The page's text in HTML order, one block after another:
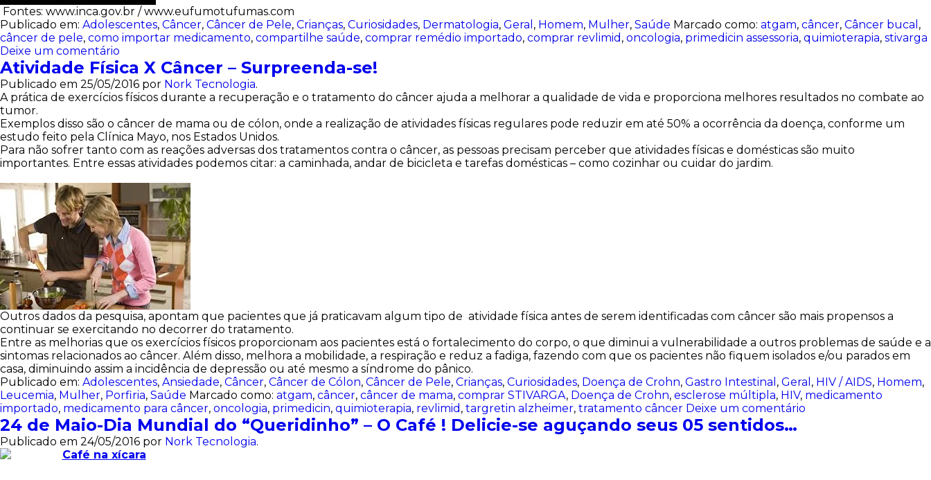
Fontes: www.inca.gov.br / www.eufumotufumas.com
Publicado em: Adolescentes, Câncer, Câncer de Pele, Crianças, Curiosidades, Dermatologia, Geral , Homem, Mulher, Saúde Marcado como: atgam, câncer, Câncer bucal ,
câncer de pele, como importar medicamento, compartilhe saúde, comprar remédio importado, comprar revlimid , oncologia, primedicin assessoria, quimioterapia, stivarga
Deixe um comentário
Atividade Física X Câncer – Surpreenda-se!
Publicado em 25/05/2016 por Nork Tecnologia.
A prática de exercícios físicos durante a recuperação e o tratamento do câncer ajuda a melhorar a qualidade de vida e proporciona melhores resultados no combate ao
tumor.
Exemplos disso são o câncer de mama ou de cólon, onde a realização de atividades físicas regulares pode reduzir em até 50% a ocorrência da doença, conforme um
estudo feito pela Clínica Mayo, nos Estados Unidos.
Para não sofrer tanto com as reações adversas dos tratamentos contra o câncer, as pessoas precisam perceber que atividades físicas e domésticas são muito
importantes. Entre essas atividades podemos citar: a caminhada, andar de bicicleta e tarefas domésticas – como cozinhar ou cuidar do jardim.
Outros dados da pesquisa, apontam que pacientes que já praticavam algum tipo de atividade física antes de serem identificadas com câncer são mais propensos a
continuar se exercitando no decorrer do tratamento.
Entre as melhorias que os exercícios físicos proporcionam aos pacientes está o fortalecimento do corpo, o que diminui a vulnerabilidade a outros problemas de saúde e a
sintomas relacionados ao câncer. Além disso, melhora a mobilidade, a respiração e reduz a fadiga, fazendo com que os pacientes não fiquem isolados e/ou parados em
casa, diminuindo assim a incidência de depressão ou até mesmo a síndrome do pânico.
Publicado em: Adolescentes, Ansiedade, Câncer, Câncer de Cólon, Câncer de Pele, Crianças, Curiosidades, Doença de Crohn, Gastro Intestinal , Geral , HIV / AIDS, Homem,
Leucemia, Mulher, Porfiria, Saúde Marcado como: atgam, câncer, câncer de mama, comprar STIVARGA, Doença de Crohn, esclerose múltipla, HIV, medicamento
importado, medicamento para câncer, oncologia, primedicin, quimioterapia, revlimid , targretin alzheimer, tratamento câncer Deixe um comentário
24 de Maio-Dia Mundial do “Queridinho” – O Café ! Delicie-se aguçando seus 05 sentidos…
Publicado em 24/05/2016 por Nork Tecnologia.